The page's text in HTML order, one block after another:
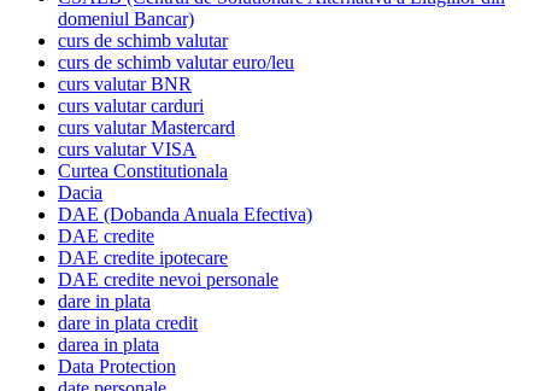
domeniul Bancar)
curs de schimb valutar
curs de schimb valutar euro/leu
curs valutar BNR
curs valutar carduri
curs valutar Mastercard
curs valutar VISA
Curtea Constitutionala
Dacia
DAE (Dobanda Anuala Efectiva)
DAE credite
DAE credite ipotecare
DAE credite nevoi personale
dare in plata
dare in plata credit
darea in plata
Data Protection